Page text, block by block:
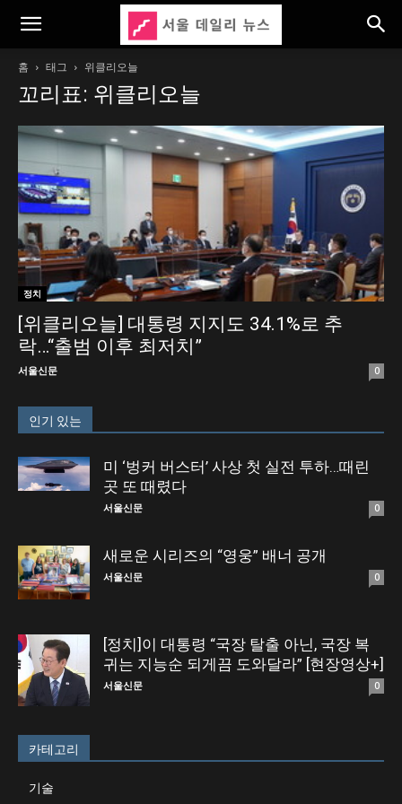
홈 태그 위클리오늘
꼬리표: 위클리오늘
정치
[위클리오늘] 대통령 지지도 34.1%로 추
락…“출범 이후 최저치”
서울신문 0
인기 있는
미 ‘벙커 버스터’ 사상 첫 실전 투하…때린
곳 또 때렸다
서울신문 0
새로운 시리즈의 “영웅” 배너 공개
서울신문 0
[정치]이 대통령 “국장 탈출 아닌, 국장 복
귀는 지능순 되게끔 도와달라” [현장영상+]
서울신문 0
카테고리
기술